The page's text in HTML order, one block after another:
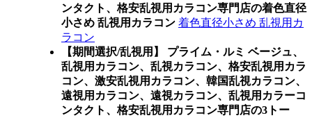
ンタクト、格安乱視用カラコン専門店の着色直径
小さめ 乱視用カラコン 着色直径小さめ 乱視用カ
ラコン
【期間選択/乱視用】 プライム・ルミ ベージュ、
乱視用カラコン、乱視カラコン、格安乱視用カラ
コン、激安乱視用カラコン、韓国乱視カラコン、
遠視用カラコン、遠視カラコン、乱視用カラーコ
ンタクト、格安乱視用カラコン専門店の3トー